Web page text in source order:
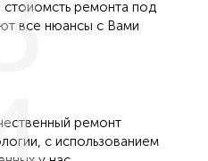
ремонта под
все нюансы с Вами
ремонт
с использованием